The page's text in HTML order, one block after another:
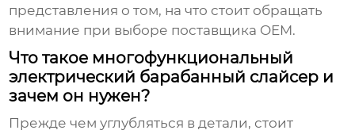
представления о том, на что стоит обращать
внимание при выборе поставщика OEM.
Что такое многофункциональный
электрический барабанный слайсер и
зачем он нужен?
Прежде чем углубляться в детали, стоит